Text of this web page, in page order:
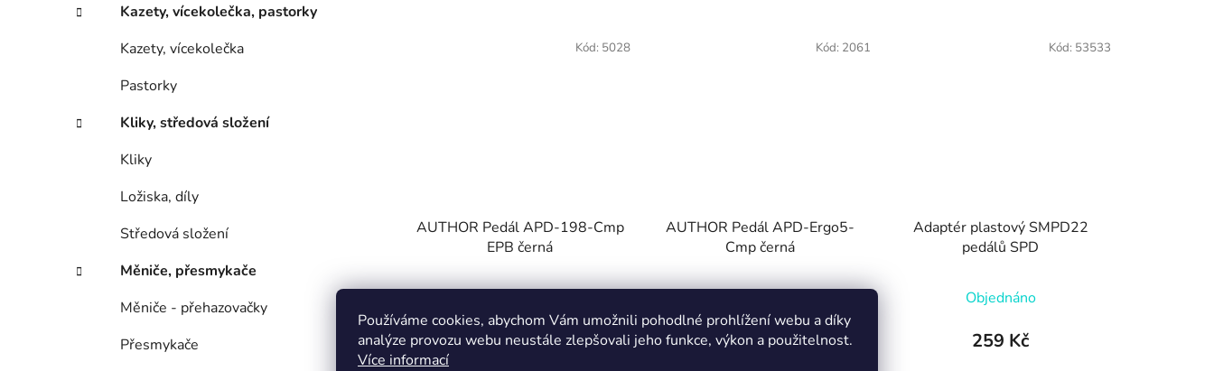
Používáme cookies, abychom Vám umožnili pohodlné prohlížení webu a díky
analýze provozu webu neustále zlepšovali jeho funkce, výkon a použitelnost.
Více informací
Kazety, vícekolečka, pastorky
Kazety, vícekolečka
Pastorky
Kliky, středová složení
Kliky
Ložiska, díly
Středová složení
Měniče, přesmykače
Měniče - přehazovačky
Přesmykače
AUTHOR Pedál APD-198-Cmp
EPB černá
199 Kč
Kód: 5028
AUTHOR Pedál APD-Ergo5-
Cmp černá
199 Kč
Kód: 2061
Adaptér plastový SMPD22
pedálů SPD
Objednáno
259 Kč
Kód: 53533